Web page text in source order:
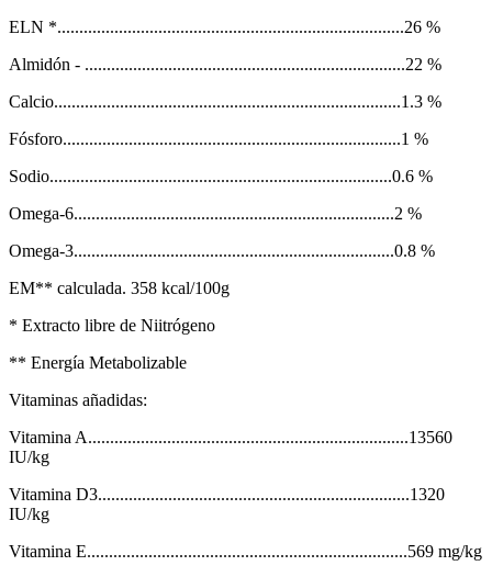
ELN *...............................................................................26 %
Almidón - .........................................................................22 %
Calcio...............................................................................1.3 %
Fósforo.............................................................................1 %
Sodio..............................................................................0.6 %
Omega-6.........................................................................2 %
Omega-3.........................................................................0.8 %
EM** calculada. 358 kcal/100g
* Extracto libre de Niitrógeno
** Energía Metabolizable
Vitaminas añadidas:
Vitamina A.........................................................................13560
IU/kg
Vitamina D3.......................................................................1320
IU/kg
Vitamina E.........................................................................569 mg/kg